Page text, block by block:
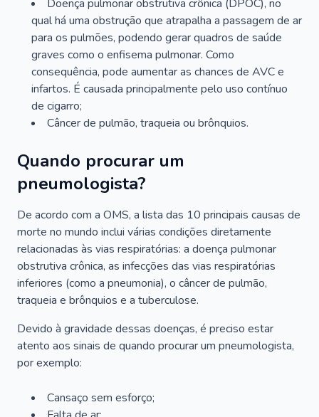
Doença pulmonar obstrutiva crônica (DPOC), no
qual há uma obstrução que atrapalha a passagem de ar
para os pulmões, podendo gerar quadros de saúde
graves como o enfisema pulmonar. Como
consequência, pode aumentar as chances de AVC e
infartos. É causada principalmente pelo uso contínuo
de cigarro;
Câncer de pulmão, traqueia ou brônquios.
Quando procurar um
pneumologista?
De acordo com a OMS, a lista das 10 principais causas de
morte no mundo inclui várias condições diretamente
relacionadas às vias respiratórias: a doença pulmonar
obstrutiva crônica, as infecções das vias respiratórias
inferiores (como a pneumonia), o câncer de pulmão,
traqueia e brônquios e a tuberculose.
Devido à gravidade dessas doenças, é preciso estar
atento aos sinais de quando procurar um pneumologista,
por exemplo:
Cansaço sem esforço;